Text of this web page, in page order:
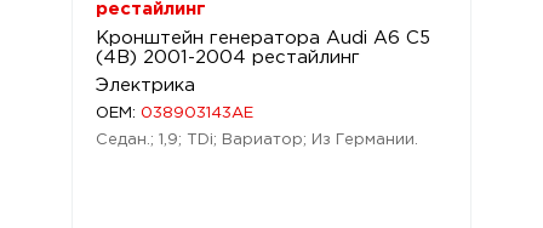
рестайлинг
Кронштейн генератора Audi A6 C5
(4B) 2001-2004 рестайлинг
Электрика
OEM: 038903143AE
Седан.; 1,9; TDi; Вариатор; Из Германии.